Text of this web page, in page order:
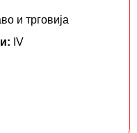
и трговија
IV